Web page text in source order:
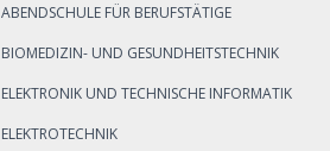
ABENDSCHULE FÜR BERUFSTÄTIGE
BIOMEDIZIN- UND GESUNDHEITSTECHNIK
ELEKTRONIK UND TECHNISCHE INFORMATIK
ELEKTROTECHNIK